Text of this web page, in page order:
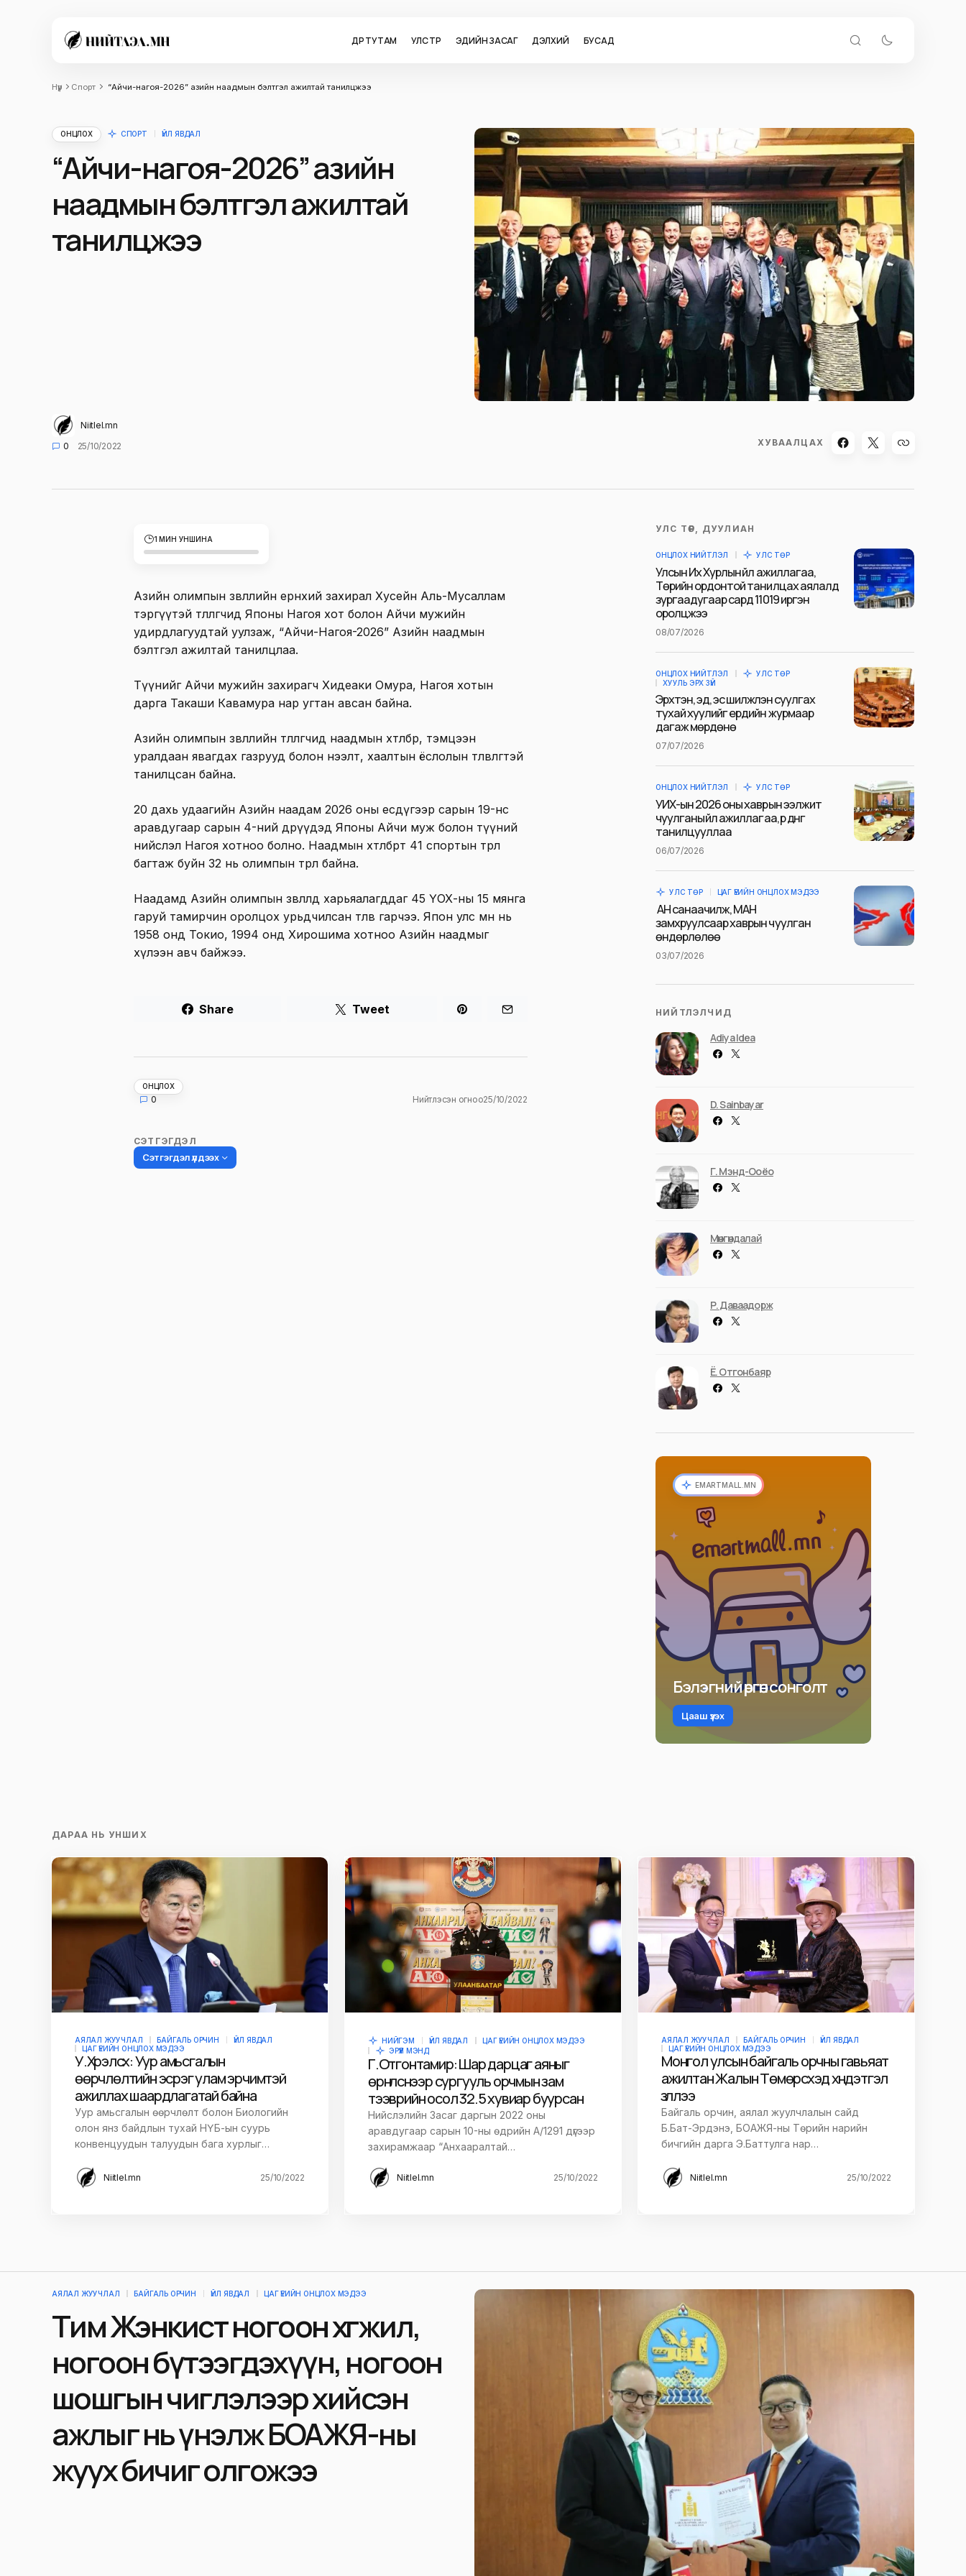
ӨДӨР ТУТАМ УЛС ТӨР ЭДИЙН ЗАСАГ ДЭЛХИЙ БУСАД
Нүүр Спорт “Айчи-нагоя-2026” азийн наадмын бэлтгэл ажилтай танилцжээ
ОНЦЛОХ СПОРТ ҮЙЛ ЯВДАЛ
“Айчи-нагоя-2026” азийн
наадмын бэлтгэл ажилтай
танилцжээ
Niitlel.mn
0
25/10/2022 ХУВААЛЦАХ
1 МИН УНШИНА
Азийн олимпын зөвлөлийн ерөнхий захирал Хусейн Аль-Мусаллам
тэргүүтэй төлөөлөгчид Японы Нагоя хот болон Айчи мужийн
удирдлагуудтай уулзаж, “Айчи-Нагоя-2026” Азийн наадмын
бэлтгэл ажилтай танилцлаа.
Түүнийг Айчи мужийн захирагч Хидеаки Омура, Нагоя хотын
дарга Такаши Кавамура нар угтан авсан байна.
Азийн олимпын зөвлөлийн төлөөлөгчид наадмын хөтөлбөр, тэмцээн
уралдаан явагдах газрууд болон нээлт, хаалтын ёслолын төлөвлөгөөтэй
танилцсан байна.
20 дахь удаагийн Азийн наадам 2026 оны есдүгээр сарын 19-нөөс
аравдугаар сарын 4-ний өдрүүдэд Японы Айчи муж болон түүний
нийслэл Нагоя хотноо болно. Наадмын хөтөлбөрт 41 спортын төрөл
багтаж буйн 32 нь олимпын төрөл байна.
Наадамд Азийн олимпын зөвлөлд харьяалагддаг 45 ҮОХ-ны 15 мянга
гаруй тамирчин оролцох урьдчилсан төлөв гарчээ. Япон улс өмнө нь
1958 онд Токио, 1994 онд Хирошима хотноо Азийн наадмыг
хүлээн авч байжээ.
Share Tweet
ОНЦЛОХ
0 Нийтлэсэн огноо25/10/2022
СЭТГЭГДЭЛ
Сэтгэгдэл үлдээх
УЛС ТӨР, ДУУЛИАН
ОНЦЛОХ НИЙТЛЭЛ УЛС ТӨР
Улсын Их Хурлын үйл ажиллагаа,
Төрийн ордонтой танилцах аялалд
зургаадугаар сард 11019 иргэн
оролцжээ
08/07/2026
ОНЦЛОХ НИЙТЛЭЛ
УЛС ТӨР
ХУУЛЬ ЭРХ ЗҮЙ
Эрхтэн, эд, эс шилжүүлэн суулгах
тухай хуулийг ердийн журмаар
дагаж мөрдөнө
07/07/2026
ОНЦЛОХ НИЙТЛЭЛ УЛС ТӨР
УИХ-ын 2026 оны хаврын ээлжит
чуулганы үйл ажиллагаа, үр дүнг
танилцууллаа
06/07/2026
УЛС ТӨР ЦАГ ҮЕИЙН ОНЦЛОХ МЭДЭЭ
АН санаачилж, МАН
замхруулсаар хаврын чуулган
өндөрлөлөө
03/07/2026
НИЙТЛЭЛЧИД
Adiya Idea
D. Sainbayar
Г. Мэнд-Ооёо
Мөнгөндалай
Р. Даваадорж
Ё. Отгонбаяр
EMARTMALL.MN
Бэлэгний өргөн сонголт
Цааш үзэх
ДАРАА НЬ УНШИХ
АЯЛАЛ ЖУУЧЛАЛ БАЙГАЛЬ ОРЧИН
ҮЙЛ ЯВДАЛ
ЦАГ ҮЕИЙН ОНЦЛОХ МЭДЭЭ
У.Хүрэлсүх: Уур амьсгалын
өөрчлөлтийн эсрэг улам эрчимтэй
ажиллах шаардлагатай байна
Уур амьсгалын өөрчлөлт болон Биологийн
олон янз байдлын тухай НҮБ-ын суурь
конвенцуудын талуудын бага хурлыг…
Niitlel.mn 25/10/2022
НИЙГЭМ ҮЙЛ ЯВДАЛ
ЦАГ ҮЕИЙН ОНЦЛОХ МЭДЭЭ
ЭРҮҮЛ МЭНД
Г.Отгонтамир: Шар дарцаг аяныг
өрнүүлснээр сургууль орчмын зам
тээврийн осол 32.5 хувиар буурсан
Нийслэлийн Засаг даргын 2022 оны
аравдугаар сарын 10-ны өдрийн А/1291 дүгээр
захирамжаар “Анхааралтай…
Niitlel.mn 25/10/2022
АЯЛАЛ ЖУУЧЛАЛ БАЙГАЛЬ ОРЧИН
ҮЙЛ ЯВДАЛ
ЦАГ ҮЕИЙН ОНЦЛОХ МЭДЭЭ
Монгол улсын байгаль орчны гавьяат
ажилтан Жалын Төмөрсүхэд хүндэтгэл
үзүүллээ
Байгаль орчин, аялал жуулчлалын сайд
Б.Бат-Эрдэнэ, БОАЖЯ-ны Төрийн нарийн
бичгийн дарга Э.Баттулга нар…
Niitlel.mn 25/10/2022
АЯЛАЛ ЖУУЧЛАЛ БАЙГАЛЬ ОРЧИН ҮЙЛ ЯВДАЛ ЦАГ ҮЕИЙН ОНЦЛОХ МЭДЭЭ
Тим Жэнкист ногоон хөгжил,
ногоон бүтээгдэхүүн, ногоон
шошгын чиглэлээр хийсэн
ажлыг нь үнэлж БОАЖЯ-ны
жуух бичиг олгожээ